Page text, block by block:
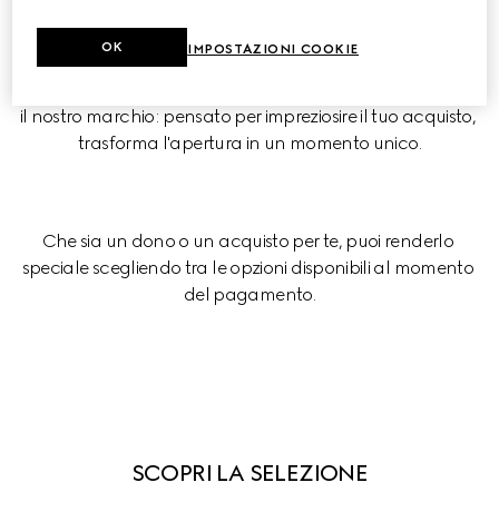
il nostro marchio: pensato per impreziosire il tuo acquisto,
trasforma l'apertura in un momento unico.
Che sia un dono o un acquisto per te, puoi renderlo
speciale scegliendo tra le opzioni disponibili al momento
del pagamento.
SCOPRI LA SELEZIONE
IMPOSTAZIONI COOKIE
OK